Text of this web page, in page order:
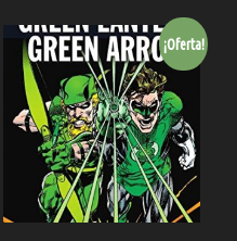
¡Oferta!